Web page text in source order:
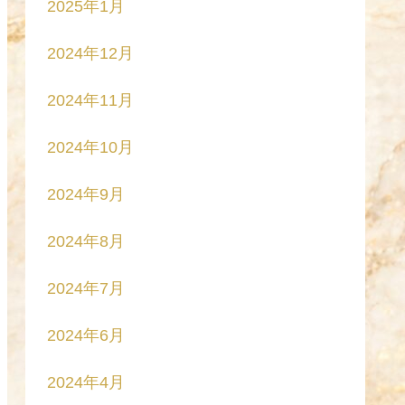
2025年1月
2024年12月
2024年11月
2024年10月
2024年9月
2024年8月
2024年7月
2024年6月
2024年4月